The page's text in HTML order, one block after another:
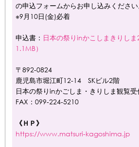
の申込フォームからお申し込みください
※9月10日(金)必着
申込書： 日本の祭りinかこしまきりしま
1.1MB）
〒892-0824
鹿児島市堀江町12-14 SKビル2階
日本の祭りinかごしま・きりしま観覧
FAX：099-224-5210
《ＨＰ》
https://www.matsuri-kagoshima.jp